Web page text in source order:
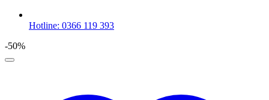
Hotline: 0366 119 393
-50%